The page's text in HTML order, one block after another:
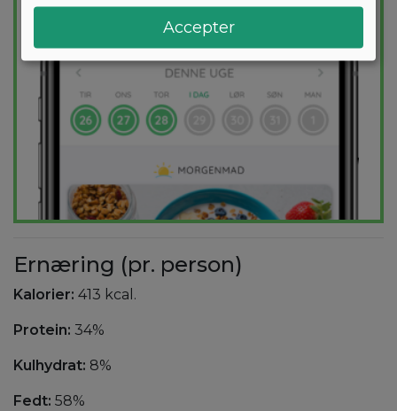
Ernæring (pr. person)
Kalorier: 413 kcal.
Protein: 34%
Kulhydrat: 8%
Fedt: 58%
Accepter